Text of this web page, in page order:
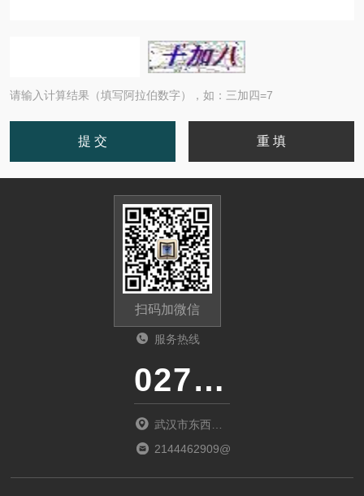
请输入计算结果（填写阿拉伯数字），如：三加四=7
扫码加微信
服务热线
027-86536268
武汉市东西湖
区环湖中路源
2144462909@qq.com